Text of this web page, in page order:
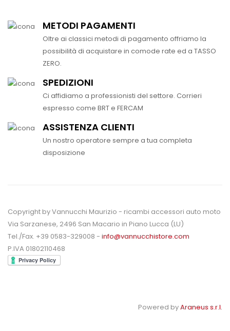
METODI PAGAMENTI
Oltre ai classici metodi di pagamento offriamo la
possibilità di acquistare in comode rate ed a TASSO
ZERO.
SPEDIZIONI
Ci affidiamo a professionisti del settore. Corrieri
espresso come BRT e FERCAM
ASSISTENZA CLIENTI
Un nostro operatore sempre a tua completa
disposizione
Copyright by Vannucchi Maurizio - ricambi accessori auto moto
Via Sarzanese, 2496 San Macario in Piano Lucca (LU)
Tel./Fax. +39 0583-329008 - info@vannucchistore.com
P.IVA 01802110468
Powered byAraneus s.r.l.